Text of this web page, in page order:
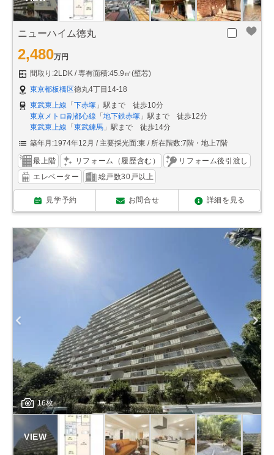
ニューハイム徳丸
2,480万円
間取り:2LDK
専有面積:45.9㎡(壁芯)
東京都板橋区徳丸4丁目14-18
東武東上線 「下赤塚 」駅まで 徒歩10分
東京メトロ副都心線 「地下鉄赤塚 」駅まで 徒歩12分
東武東上線 「東武練馬 」駅まで 徒歩14分
築年月:1974年12月
主要採光面:東 所在階数:7階・地上7階
最上階 リフォーム（履歴含む）
リフォーム後引渡し
エレベーター
総戸数30戸以上
見学予約 お問合せ 詳細を見る
16枚